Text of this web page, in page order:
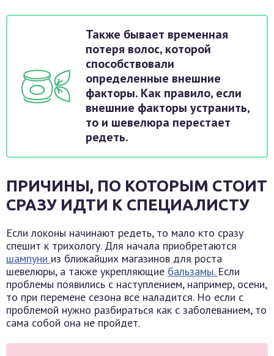
Также бывает временная
потеря волос, которой
способствовали
определенные внешние
факторы. Как правило, если
внешние факторы устранить,
то и шевелюра перестает
редеть.
ПРИЧИНЫ, ПО КОТОРЫМ СТОИТ
СРАЗУ ИДТИ К СПЕЦИАЛИСТУ
Если локоны начинают редеть, то мало кто сразу
спешит к трихологу. Для начала приобретаются
шампуни из ближайших магазинов для роста
шевелюры, а также укрепляющие бальзамы. Если
проблемы появились с наступлением, например, осени,
то при перемене сезона все наладится. Но если с
проблемой нужно разбираться как с заболеванием, то
сама собой она не пройдет.